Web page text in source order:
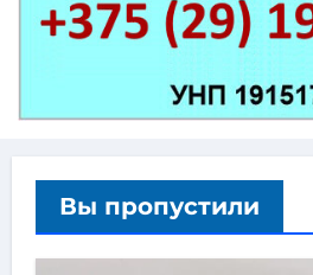
Вы пропустили